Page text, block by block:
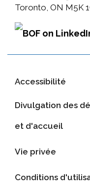
Toronto, ON M5K
Accessibilité
Divulgation des
et d'accueil
Vie privée
Conditions